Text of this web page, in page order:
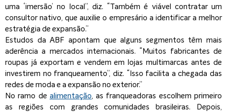
uma ‘imersão’ no local”, diz. “Também é viável contratar um
consultor nativo, que auxilie o empresário a identificar a melhor
estratégia de expansão.”
Estudos da ABF apontam que alguns segmentos têm mais
aderência a mercados internacionais. “Muitos fabricantes de
roupas já exportam e vendem em lojas multimarcas antes de
investirem no franqueamento”, diz. “Isso facilita a chegada das
redes de moda e a expansão no exterior.”
No ramo de alimentação, as franqueadoras escolhem primeiro
as regiões com grandes comunidades brasileiras. Depois,